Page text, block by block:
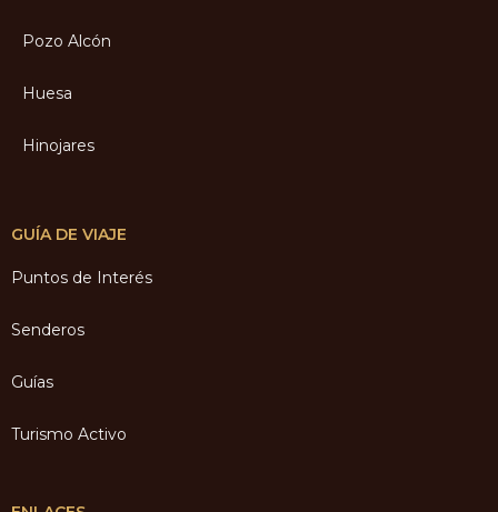
Pozo Alcón
Huesa
Hinojares
GUÍA DE VIAJE
Puntos de Interés
Senderos
Guías
Turismo Activo